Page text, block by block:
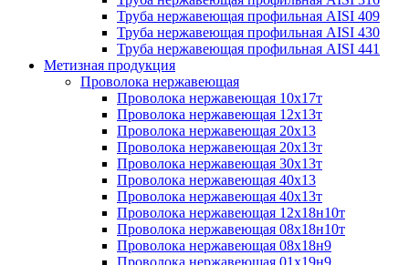
Труба нержавеющая профильная AISI 409
Труба нержавеющая профильная AISI 430
Труба нержавеющая профильная AISI 441
Метизная продукция
Проволока нержавеющая
Проволока нержавеющая 10х17т
Проволока нержавеющая 12х13т
Проволока нержавеющая 20х13
Проволока нержавеющая 20х13т
Проволока нержавеющая 30х13т
Проволока нержавеющая 40х13
Проволока нержавеющая 40х13т
Проволока нержавеющая 12х18н10т
Проволока нержавеющая 08х18н10т
Проволока нержавеющая 08х18н9
Проволока нержавеющая 01х19н9